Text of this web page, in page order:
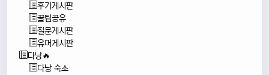
후기게시판
꿀팁공유
질문게시판
유머게시판
다낭🔥
다낭 숙소